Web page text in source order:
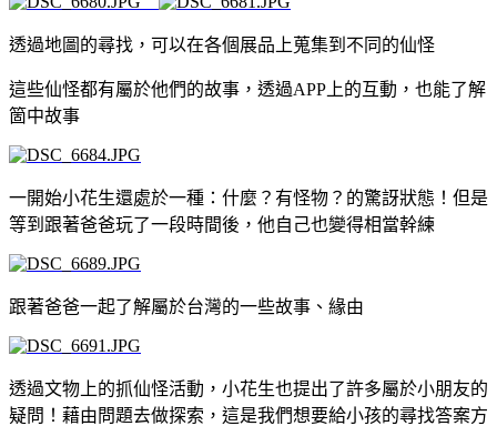
透過地圖的尋找，可以在各個展品上蒐集到不同的仙怪
這些仙怪都有屬於他們的故事，透過APP上的互動，也能了解
箇中故事
一開始小花生還處於一種：什麼？有怪物？的驚訝狀態！但是
等到跟著爸爸玩了一段時間後，他自己也變得相當幹練
跟著爸爸一起了解屬於台灣的一些故事、緣由
透過文物上的抓仙怪活動，小花生也提出了許多屬於小朋友的
疑問！藉由問題去做探索，這是我們想要給小孩的尋找答案方